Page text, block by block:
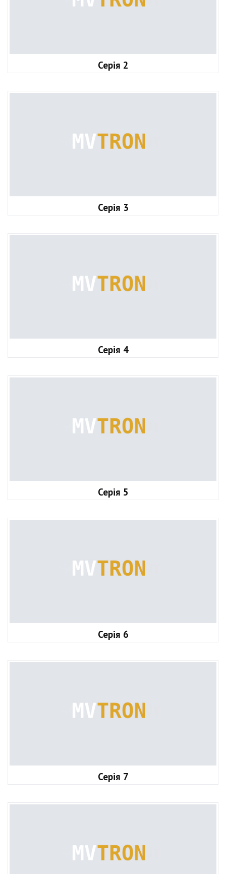
Серія 2
Серія 3
Серія 4
Серія 5
Серія 6
Серія 7